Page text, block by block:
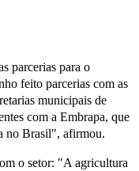
parcerias para o
feito parcerias com as
municipais de
com a Embrapa, que
no Brasil", afirmou.
o setor: "A agricultura